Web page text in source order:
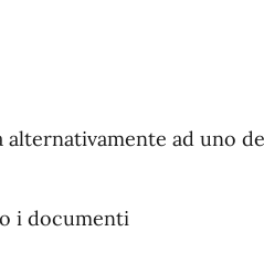
alternativamente ad uno
i documenti